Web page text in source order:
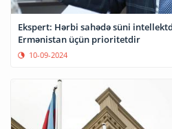
Ekspert: Hərbi sahədə süni
Ermənistan üçün prioritetdir
10-09-2024